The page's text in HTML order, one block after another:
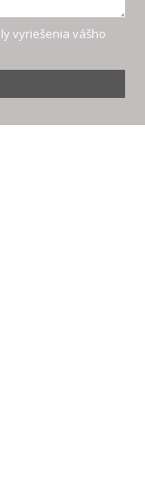
vyriešenia vášho